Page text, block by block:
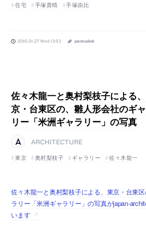
住宅 手塚貴晴 手塚由比
2016.01.27 Wed 13:53 permalink
佐々木龍一と奥村梨枝子による
京・台東区の、雛人形会社のギ
リー「米洲ギャラリー」の写真
ARCHITECTURE
東京
奥村梨枝子 ギャラリー 佐々木龍一
佐々木龍一と奥村梨枝子による、東京・台東
ラリー「米洲ギャラリー」の写真がjapan-
います